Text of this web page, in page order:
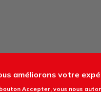
2024 //.
PIED DE
améliorons votre
Accepter, vous nous